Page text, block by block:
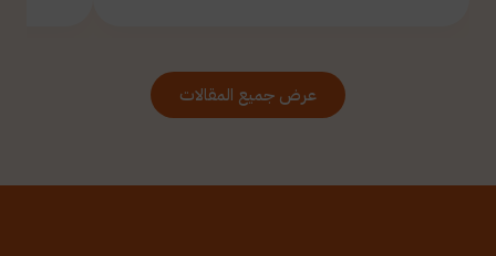
عرض جميع المقالات